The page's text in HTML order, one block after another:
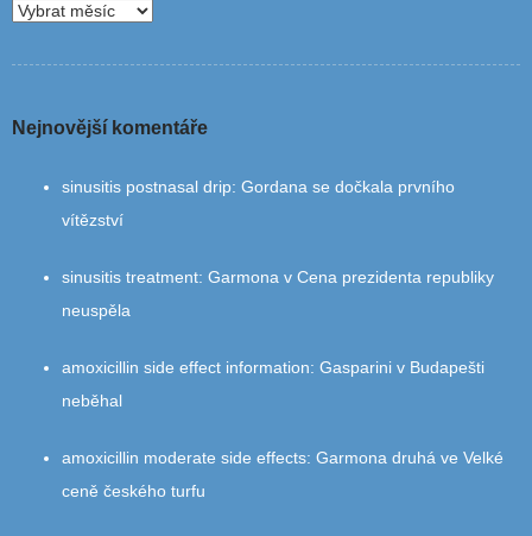
Nejnovější komentáře
sinusitis postnasal drip: Gordana se dočkala prvního
vítězství
sinusitis treatment: Garmona v Cena prezidenta republiky
neuspěla
amoxicillin side effect information: Gasparini v Budapešti
neběhal
amoxicillin moderate side effects: Garmona druhá ve Velké
ceně českého turfu